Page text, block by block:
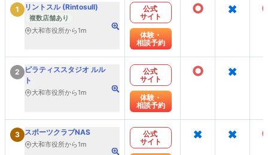
1 リントスル (Rintosull)
複数店舗あり
大和市役所から1m
公式
サイト
体験・
相談予約
○ ×
2
ピラティススタジオ ルル
ト
大和市役所から1m
公式
サイト
体験・
相談予約
○ ×
3 スポーツクラブNAS
大和市役所から1m
公式
サイト
× ×